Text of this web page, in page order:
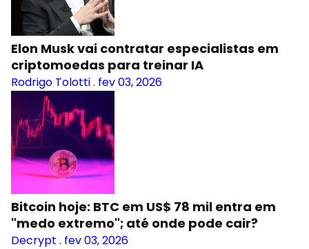
Elon Musk vai contratar especialistas em
criptomoedas para treinar IA
Rodrigo Tolotti. fev 03, 2026
Bitcoin hoje: BTC em US$ 78 mil entra em
"medo extremo"; até onde pode cair?
Decrypt . fev 03, 2026